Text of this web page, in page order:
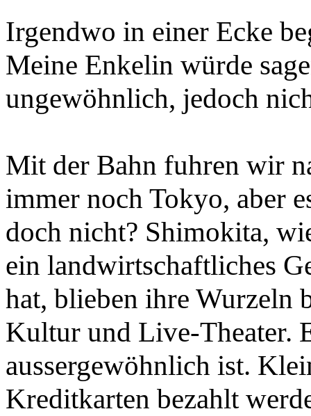
Irgendwo in einer Ecke
Meine Enkelin würde
ungewöhnlich, jedoch
Mit der Bahn fuhren wir
immer noch Tokyo, aber
doch nicht? Shimokita,
ein landwirtschaftliches
hat, blieben ihre Wurzeln
Kultur und Live-Theater.
aussergewöhnlich ist.
Kreditkarten bezahlt